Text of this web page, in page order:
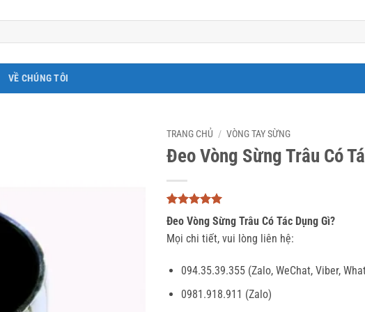
VỀ CHÚNG TÔI
TRANG CHỦ / VÒNG TAY SỪNG
Đeo Vòng Sừng Trâu Có
5 trên 5
dựa trên
3
đánh giá
Đeo Vòng Sừng Trâu Có Tác Dụng Gì?
Mọi chi tiết, vui lòng liên hệ:
094.35.39.355 (Zalo, WeChat, Viber,
0981.918.911 (Zalo)